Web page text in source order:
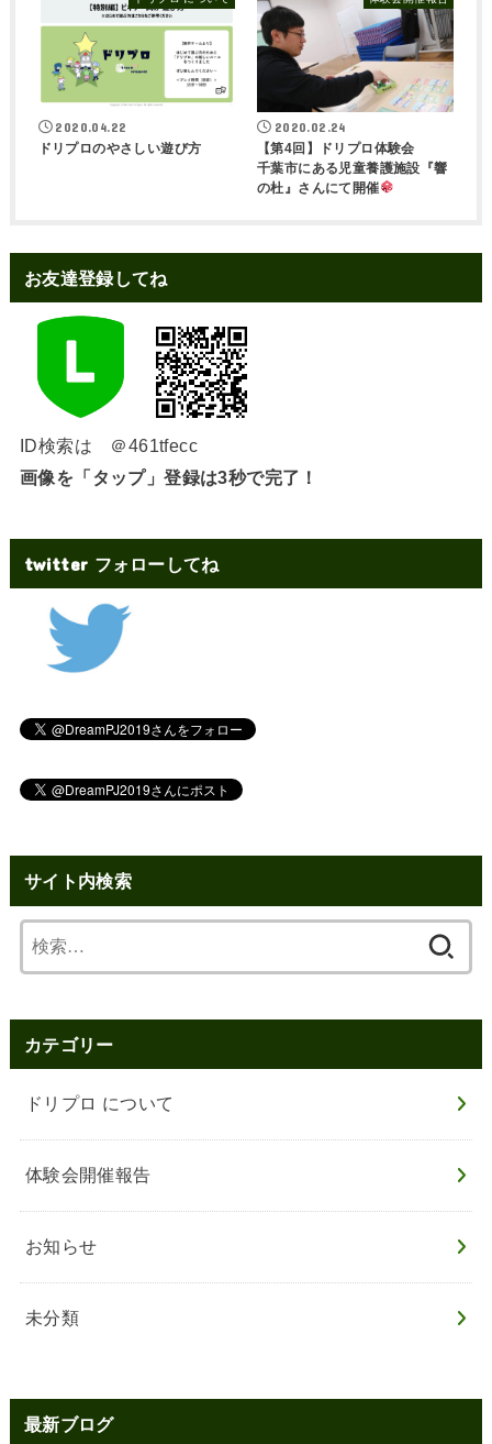
2020.04.22
ドリプロのやさしい遊び方
2020.02.24
【第4回】ドリプロ体験会
千葉市にある児童養護施設『響
の杜』さんにて開催
お友達登録してね
ID検索は ＠461tfecc
画像を「タップ」登録は3秒で完了！
twitter フォローしてね
サイト内検索
索:
カテゴリー
ドリプロ について
体験会開催報告
お知らせ
未分類
最新ブログ